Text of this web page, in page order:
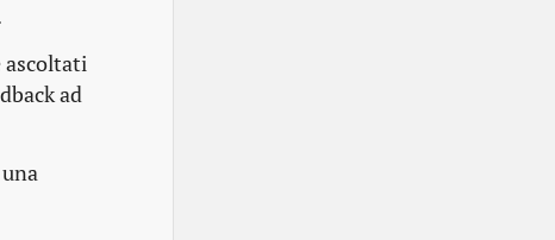
ascoltati
ad